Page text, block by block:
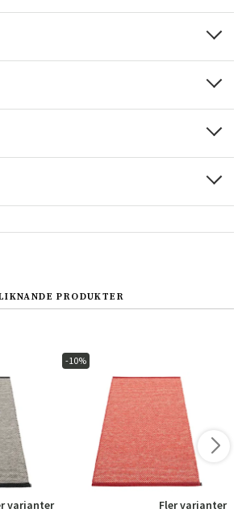
Suomi
PRODUKTER
varianter
-10%
Fler varianter